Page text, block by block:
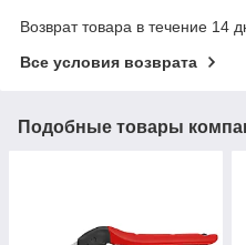
Возврат товара в течение 14
Все условия возврата
Подобные товары